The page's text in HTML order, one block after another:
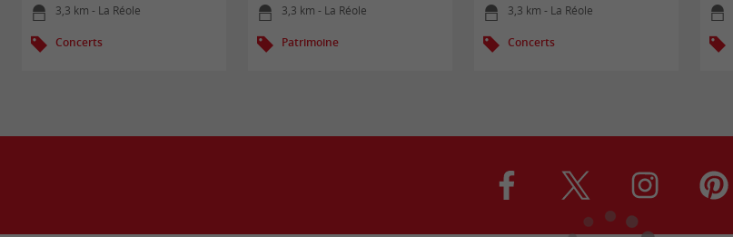
3,3 km - La Réole
Concerts
3,3 km - La Réole
Patrimoine
3,3 km - La Réole
Concerts